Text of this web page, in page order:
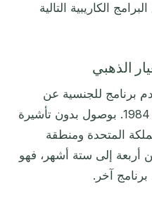
الكاريبية التالية
الذهبي
برنامج للجنسية عن
طريق الاستثمار في العالم منذ 1984. بوصول بدون تأشيرة
المملكة المتحدة ومنطقة
أربعة إلى ستة أشهر، فهو
آخر.